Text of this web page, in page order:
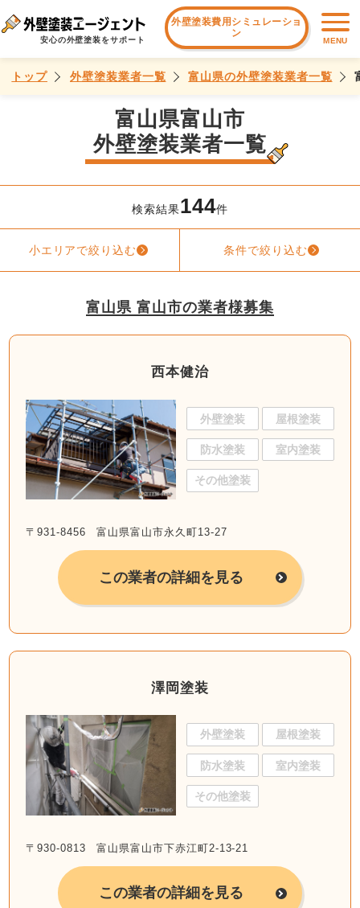
安心の外壁塗装をサポート
外壁塗装費用シミュレーショ
ン
MENU
トップ 外壁塗装業者一覧 富山県の外壁塗装業者一覧
富山県富山市
外壁塗装業者一覧
検索結果144件
小エリアで絞り込む 条件で絞り込む
富山県 富山市の業者様募集
西本健治
外壁塗装 屋根塗装
防水塗装 室内塗装
その他塗装
〒931-8456 富山県富山市永久町13-27
この業者の詳細を見る
澤岡塗装
外壁塗装 屋根塗装
防水塗装 室内塗装
その他塗装
〒930-0813 富山県富山市下赤江町2-13-21
この業者の詳細を見る